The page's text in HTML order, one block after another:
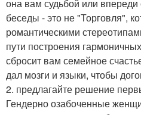
она вам судьбой или
беседы - это не "Торговля",
романтическими
пути построения
сбросит вам семейное
дал мозги и языки, чтобы
2. предлагайте решение
Гендерно озабоченные